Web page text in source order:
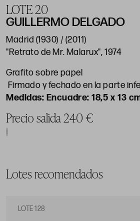
LOTE 20
GUILLERMO DELGADO
Madrid (1930) / (2011)
"Retrato de Mr. Malarux", 1974
Grafito sobre papel
Firmado y fechado en la parte
Encuadre: 18,5 x 13
Precio salida 240 €
Lotes recomendados
LOTE 128